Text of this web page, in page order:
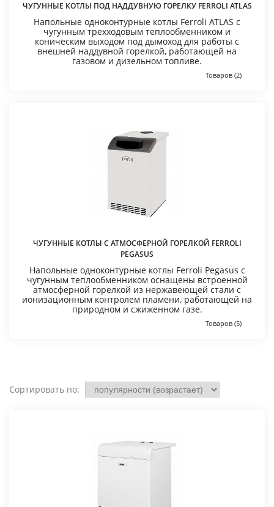
ЧУГУННЫЕ КОТЛЫ ПОД НАДДУВНУЮ ГОРЕЛКУ FERROLI ATLAS
Напольные одноконтурные котлы Ferroli ATLAS с
чугунным трехходовым теплообменником и
коническим выходом под дымоход для работы с
внешней наддувной горелкой, работающей на
газовом и дизельном топливе.
Товаров (2)
ЧУГУННЫЕ КОТЛЫ С АТМОСФЕРНОЙ ГОРЕЛКОЙ FERROLI
PEGASUS
Напольные одноконтурные котлы Ferroli Pegasus с
чугунным теплообменником оснащены встроенной
атмосферной горелкой из нержавеющей стали с
ионизационным контролем пламени, работающей на
природном и сжиженном газе.
Товаров (5)
Сортировать по: